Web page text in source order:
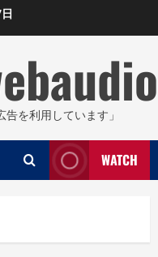
を利用しています」
WATCH